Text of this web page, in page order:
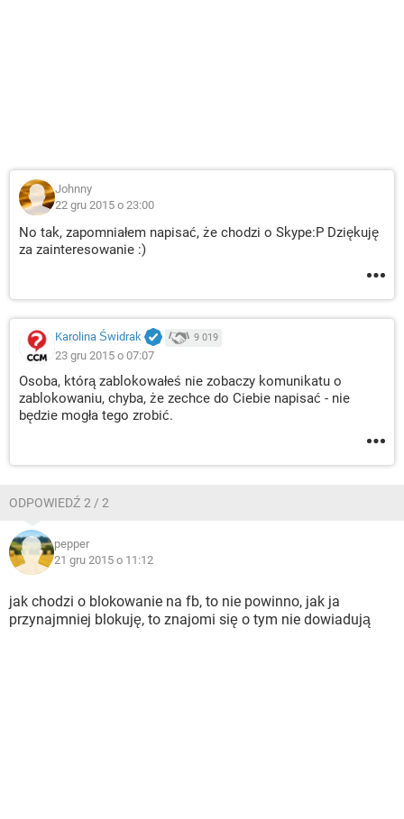
Johnny
22 gru 2015 o 23:00
No tak, zapomniałem napisać, że chodzi o Skype:P Dziękuję
za zainteresowanie :)
Karolina Świdrak 9 019
23 gru 2015 o 07:07
Osoba, którą zablokowałeś nie zobaczy komunikatu o
zablokowaniu, chyba, że zechce do Ciebie napisać - nie
będzie mogła tego zrobić.
ODPOWIEDŹ 2 / 2
pepper
21 gru 2015 o 11:12
jak chodzi o blokowanie na fb, to nie powinno, jak ja
przynajmniej blokuję, to znajomi się o tym nie dowiadują